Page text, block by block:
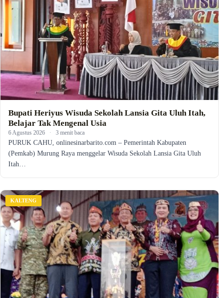
Bupati Heriyus Wisuda Sekolah Lansia Gita Uluh Itah,
Belajar Tak Mengenal Usia
6 Agustus 2026 · 3 menit baca
PURUK CAHU, onlinesinarbarito.com – Pemerintah Kabupaten
(Pemkab) Murung Raya menggelar Wisuda Sekolah Lansia Gita Uluh
Itah…
KALTENG